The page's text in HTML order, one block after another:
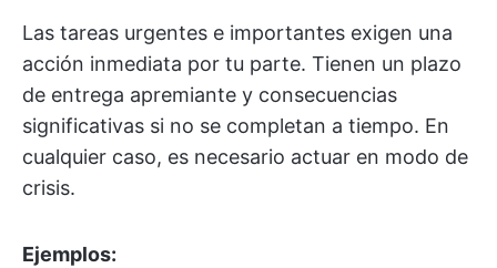
Las tareas urgentes e importantes exigen una
acción inmediata por tu parte. Tienen un plazo
de entrega apremiante y consecuencias
significativas si no se completan a tiempo. En
cualquier caso, es necesario actuar en modo de
crisis.
Ejemplos: